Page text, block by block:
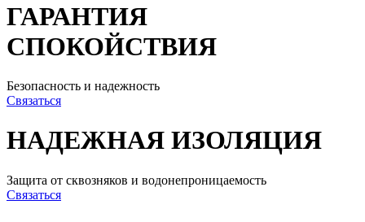
ГАРАНТИЯ
СПОКОЙСТВИЯ
Безопасность и надежность
Связаться
НАДЕЖНАЯ ИЗОЛЯЦИЯ
Защита от сквозняков и водонепроницаемость
Связаться